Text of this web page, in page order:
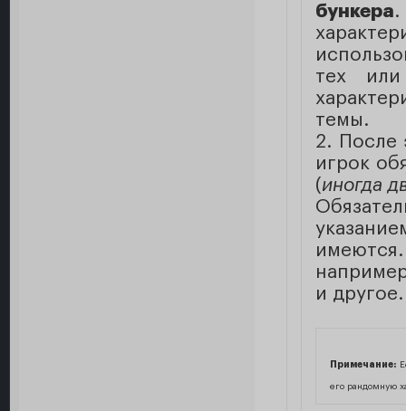
бункера
тех или
темы.
2. После
игрок
(иногда
и другое.
Примечание:
его рандомную